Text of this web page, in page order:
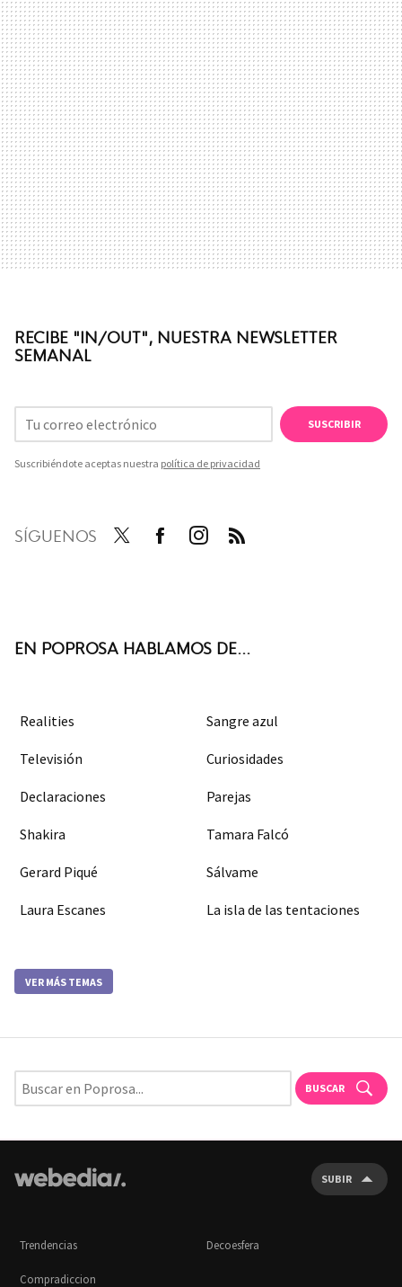
RECIBE "IN/OUT", NUESTRA NEWSLETTER
SEMANAL
SUSCRIBIR
Suscribiéndote aceptas nuestra política de privacidad
SÍGUENOS
EN POPROSA HABLAMOS DE...
Realities Sangre azul
Televisión Curiosidades
Declaraciones Parejas
Shakira Tamara Falcó
Gerard Piqué Sálvame
Laura Escanes La isla de las tentaciones
VER MÁS TEMAS
BUSCAR
SUBIR
Trendencias Decoesfera
Compradiccion